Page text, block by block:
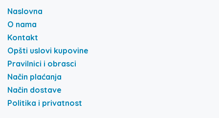
Naslovna
O nama
Kontakt
Opšti uslovi kupovine
Pravilnici i obrasci
Način plaćanja
Način dostave
Politika i privatnost